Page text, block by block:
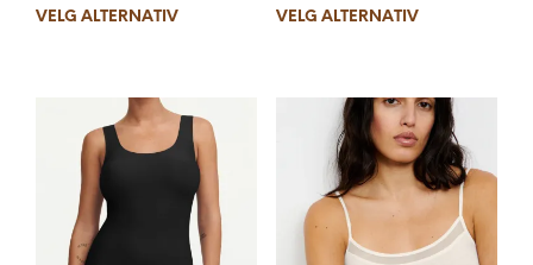
VELG ALTERNATIV VELG ALTERNATIV